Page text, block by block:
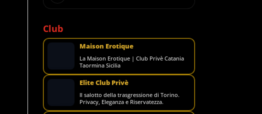
Club
Maison Erotique
La Maison Erotique | Club Privè Catania
Taormina Sicilia
Elite Club Privè
Il salotto della trasgressione di Torino.
Privacy, Eleganza e Riservatezza.